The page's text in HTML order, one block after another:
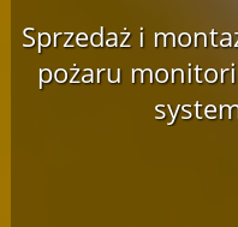
Sprzedaż i
pożaru